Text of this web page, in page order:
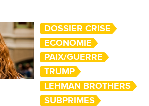
DOSSIER CRISE
ECONOMIE
PAIX/GUERRE
TRUMP
LEHMAN BROTHERS
SUBPRIMES